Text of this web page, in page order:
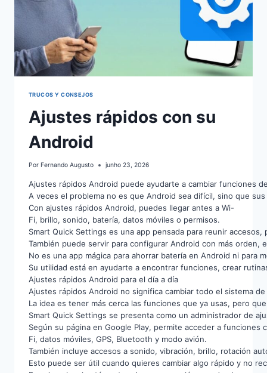
TRUCOS Y CONSEJOS
Ajustes rápidos con su
Android
Por Fernando Augusto junho 23, 2026
Ajustes rápidos Android puede ayudarte a cambiar funciones
A veces el problema no es que Android sea difícil, sino que
Con ajustes rápidos Android, puedes llegar antes a Wi-
Fi, brillo, sonido, batería, datos móviles o permisos.
Smart Quick Settings es una app pensada para reunir
También puede servir para configurar Android con más orden,
No es una app mágica para ahorrar batería en Android ni para
Su utilidad está en ayudarte a encontrar funciones, crear
Ajustes rápidos Android para el día a día
Ajustes rápidos Android no significa cambiar todo el sistema
La idea es tener más cerca las funciones que ya usas, pero
Smart Quick Settings se presenta como un administrador de
Según su página en Google Play, permite acceder a funciones
Fi, datos móviles, GPS, Bluetooth y modo avión.
También incluye accesos a sonido, vibración, brillo, rotación
Esto puede ser útil cuando quieres cambiar algo rápido y no